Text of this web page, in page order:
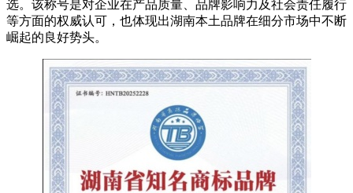
选。该称号是对企业在产品质量、品牌影响力及社会责任履行
等方面的权威认可，也体现出湖南本土品牌在细分市场中不断
崛起的良好势头。